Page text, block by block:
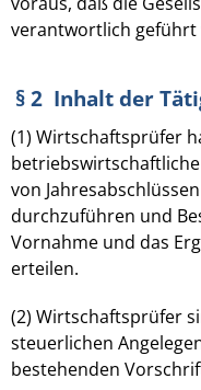
verantwortlich geführt
§ 2 Inhalt der
(1) Wirtschaftsprüfer
von
durchzuführen und
Vornahme und das
erteilen.
(2) Wirtschaftsprüfer
steuerlichen
bestehenden